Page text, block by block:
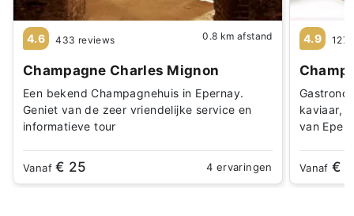
4.6 433 reviews 0.8 km afstand
Champagne Charles Mignon
Een bekend Champagnehuis in Epernay.
Geniet van de zeer vriendelijke service en
informatieve tour
Vanaf€ 25 4 ervaringen
4.9 127
kaviaar,
van
Vanaf€